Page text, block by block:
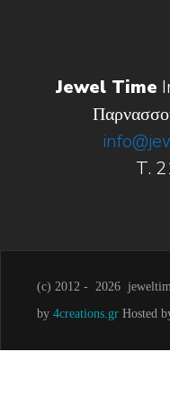
Jewel Time
T.
(c) 2012 - 2026
by 4creations.gr Hosted